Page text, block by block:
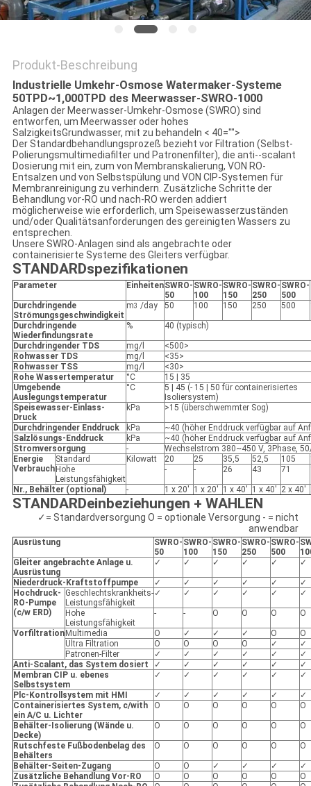
Produkt-Beschreibung
Industrielle Umkehr-Osmose Watermaker-Systeme
50TPD~1,000TPD des Meerwasser-SWRO-1000
Anlagen der Meerwasser-Umkehr-Osmose (SWRO) sind
entworfen, um Meerwasser oder hohes
SalzigkeitsGrundwasser, mit zu behandeln < 40="">
Der Standardbehandlungsprozeß bezieht vor Filtration (Selbst-
Polierungsmultimediafilter und Patronenfilter), die anti--scalant
Dosierung mit ein, zum von Membranskalierung, VON RO-
Entsalzen und von Selbstspülung und VON CIP-Systemen für
Membranreinigung zu verhindern. Zusätzliche Schritte der
Behandlung vor-RO und nach-RO werden addiert
möglicherweise wie erforderlich, um Speisewasserzuständen
und/oder Qualitätsanforderungen des gereinigten Wassers zu
entsprechen.
Unsere SWRO-Anlagen sind als angebrachte oder
containerisierte Systeme des Gleiters verfügbar.
STANDARDspezifikationen
Parameter EinheitenSWRO-
50
SWRO-
100
SWRO-
150
SWRO-
250
SWRO-
500
Durchdringende
Strömungsgeschwindigkeit
m3 /day 50 100 150 250 500
Durchdringende
Wiederfindungsrate
% 40 (typisch)
Durchdringender TDS mg/l
<500>
Rohwasser TDS
mg/l
<35>
Rohwasser TSS
mg/l
<30>
Rohe Wassertemperatur
°C
15 | 35
Umgebende
Auslegungstemperatur
°C
5 | 45 (- 15 | 50 für containerisiertes
Isoliersystem)
Speisewasser-Einlass-
Druck
kPa >15 (überschwemmter Sog)
Durchdringender Enddruck kPa
~40 (höher Enddruck verfügbar auf
Salzlösungs-Enddruck
kPa
~40 (höher Enddruck verfügbar auf
Stromversorgung
-
Wechselstrom 380~450 V, 3Phase,
Energie
Verbrauch
Standard Kilowatt 20 25 35,5 52,5 105
Hohe
Leistungsfähigkeit
- - 26 43 71
Nr., Behälter (optional) - 1 x 20' 1 x 20' 1 x 40' 1 x 40' 2 x 40'
STANDARDeinbeziehungen + WAHLEN
✓= Standardversorgung O = optionale Versorgung - = nicht
anwendbar
Ausrüstung
SWRO-
50
SWRO-
100
SWRO-
150
SWRO-
250
SWRO-
500
Gleiter angebrachte Anlage u.
Ausrüstung
✓ ✓ ✓ ✓ ✓ ✓
Niederdruck-Kraftstoffpumpe ✓ ✓ ✓ ✓ ✓
✓
Hochdruck-
RO-Pumpe
(c/w ERD)
Geschlechtskrankheits-
Leistungsfähigkeit
✓ ✓ ✓ ✓ ✓ ✓
Hohe
Leistungsfähigkeit
- - O O O O
Vorfiltration Multimedia O ✓ ✓ ✓ O
O
Ultra Filtration
O O O O ✓
✓
Patronen-Filter
✓ ✓ ✓ ✓ ✓
✓
Anti-Scalant, das System dosiert
✓ ✓ ✓ ✓ ✓
✓
Membran CIP u. ebenes
Selbstsystem
✓ ✓ ✓ ✓ ✓ ✓
Plc-Kontrollsystem mit HMI ✓ ✓ ✓ ✓ ✓
✓
Containerisiertes System, c/with
ein A/C u. Lichter
O O O O O O
Behälter-Isolierung (Wände u.
Decke)
O O O O O O
Rutschfeste Fußbodenbelag des
Behälters
O O O O O O
Behälter-Seiten-Zugang O O ✓ ✓ ✓
✓
Zusätzliche Behandlung Vor-RO
O O O O O
O